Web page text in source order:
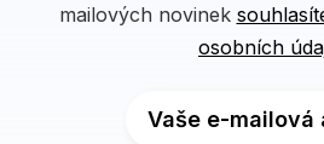
mailových novinek
osobních
Vaše e-mailová